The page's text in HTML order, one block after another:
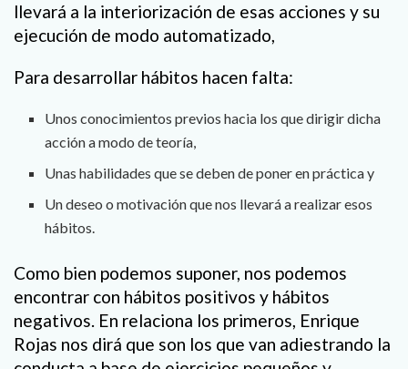
llevará a la interiorización de esas acciones y su
ejecución de modo automatizado,
Para desarrollar hábitos hacen falta:
Unos conocimientos previos hacia los que dirigir dicha
acción a modo de teoría,
Unas habilidades que se deben de poner en práctica y
Un deseo o motivación que nos llevará a realizar esos
hábitos.
Como bien podemos suponer, nos podemos
encontrar con hábitos positivos y hábitos
negativos. En relaciona los primeros, Enrique
Rojas nos dirá que son los que van adiestrando la